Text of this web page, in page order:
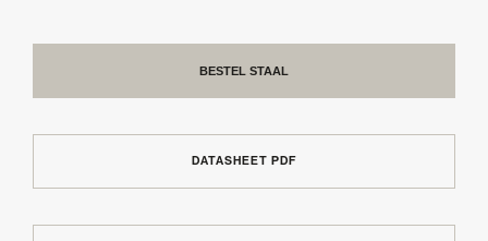
BESTEL STAAL
DATASHEET PDF